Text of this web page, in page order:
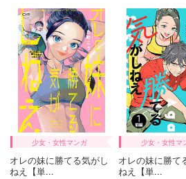
少女・女性マンガ
オレの妹に勝てる気がし
ねえ【単...
少女・女性マ
オレの妹に勝て
ねえ【単...